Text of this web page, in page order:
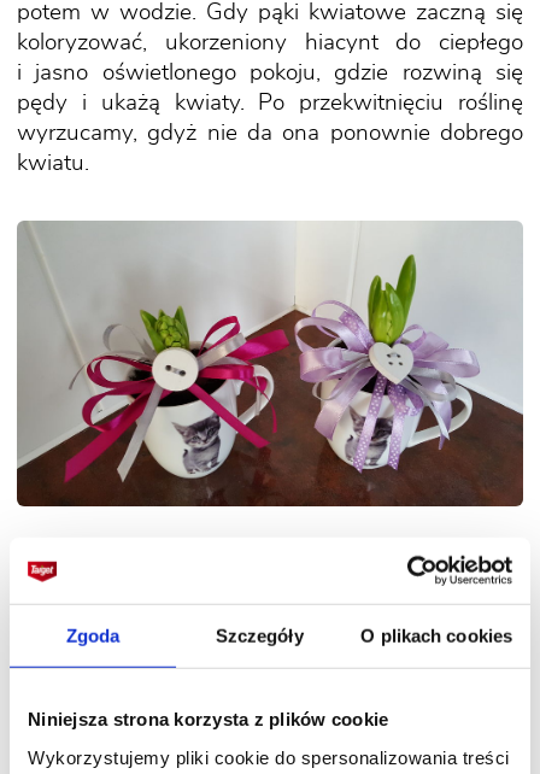
Zgoda Szczegóły O plikach cookies
Niniejsza strona korzysta z plików cookie
Wykorzystujemy pliki cookie do spersonalizowania treści
potem w wodzie. Gdy pąki kwiatowe zaczną się
koloryzować, ukorzeniony hiacynt do ciepłego
i jasno oświetlonego pokoju, gdzie rozwiną się
pędy i ukażą kwiaty. Po przekwitnięciu roślinę
wyrzucamy, gdyż nie da ona ponownie dobrego
kwiatu.
Który termin jest odpowiedni na pędzenie?
Jeśli cebule hiacyntów zostaną posadzone
w drugiej połowie września to zakwitną
połowie października zakwitną w okolicy Świąt
Bożego Narodzenia. Cebulki umieszczone